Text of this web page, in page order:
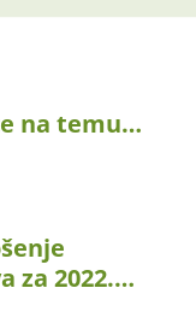
na temu…
za 2022.…